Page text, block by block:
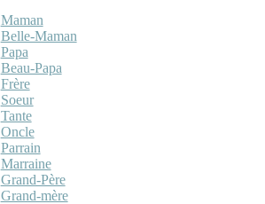
Maman
Belle-Maman
Papa
Beau-Papa
Frère
Soeur
Tante
Oncle
Parrain
Marraine
Grand-Père
Grand-mère